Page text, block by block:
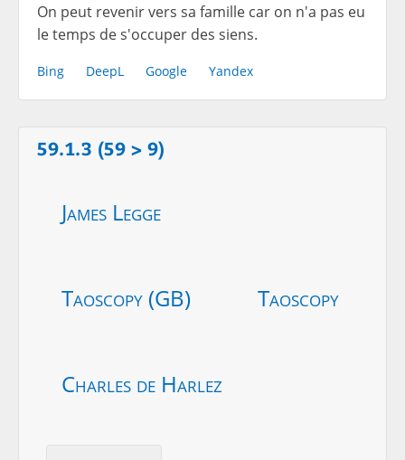
On peut revenir vers sa famille car on n'a pas eu
le temps de s'occuper des siens.
Bing DeepL Google Yandex
59.1.3 (59 > 9)
James Legge
Taoscopy (GB) Taoscopy
Charles de Harlez